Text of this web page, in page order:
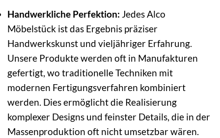
Handwerkliche Perfektion: Jedes Alco
Möbelstück ist das Ergebnis präziser
Handwerkskunst und vieljähriger Erfahrung.
Unsere Produkte werden oft in Manufakturen
gefertigt, wo traditionelle Techniken mit
modernen Fertigungsverfahren kombiniert
werden. Dies ermöglicht die Realisierung
komplexer Designs und feinster Details, die in der
Massenproduktion oft nicht umsetzbar wären.